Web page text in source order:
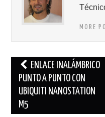
MORE
Navegación
de
entradas
ENLACE INALÁMBRICO
PUNTO A PUNTO CON
UBIQUITI NANOSTATION
M5